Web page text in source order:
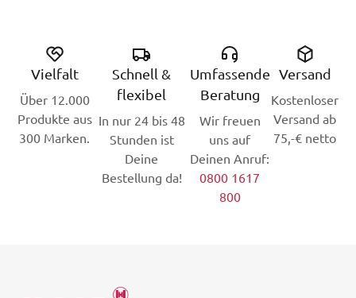
Vielfalt
Über 12.000
Produkte aus
300 Marken.
Schnell &
flexibel
In nur 24 bis 48
Stunden ist
Deine
Bestellung da!
Umfassende
Beratung
Wir freuen
uns auf
Deinen Anruf:
0800 1617
800
Versand
Kostenloser
Versand ab
75,-€ netto